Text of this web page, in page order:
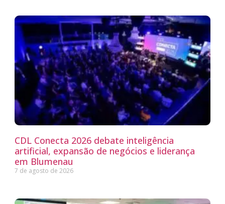
CDL Conecta 2026 debate inteligência
artificial, expansão de negócios e liderança
em Blumenau
7 de agosto de 2026